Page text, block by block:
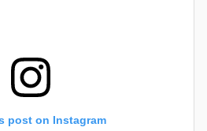
post on Instagram